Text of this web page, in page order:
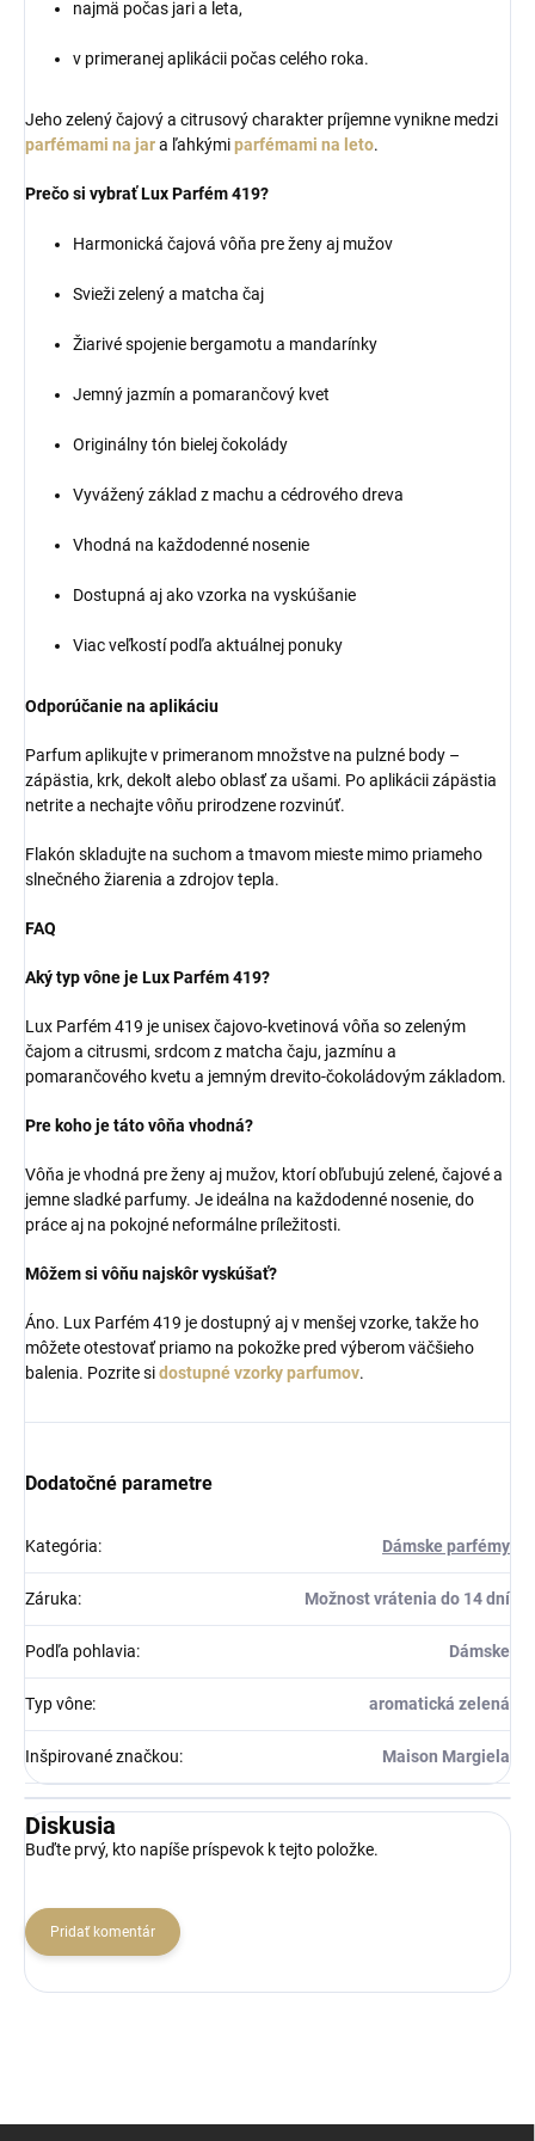
najmä počas jari a leta,
v primeranej aplikácii počas celého roka.
Jeho zelený čajový a citrusový charakter príjemne vynikne medzi
parfémami na jara ľahkýmiparfémami na leto.
Prečo si vybrať Lux Parfém 419?
Harmonická čajová vôňa pre ženy aj mužov
Svieži zelený a matcha čaj
Žiarivé spojenie bergamotu a mandarínky
Jemný jazmín a pomarančový kvet
Originálny tón bielej čokolády
Vyvážený základ z machu a cédrového dreva
Vhodná na každodenné nosenie
Dostupná aj ako vzorka na vyskúšanie
Viac veľkostí podľa aktuálnej ponuky
Odporúčanie na aplikáciu
Parfum aplikujte v primeranom množstve na pulzné body –
zápästia, krk, dekolt alebo oblasť za ušami. Po aplikácii zápästia
netrite a nechajte vôňu prirodzene rozvinúť.
Flakón skladujte na suchom a tmavom mieste mimo priameho
slnečného žiarenia a zdrojov tepla.
FAQ
Aký typ vône je Lux Parfém 419?
Lux Parfém 419 je unisex čajovo-kvetinová vôňa so zeleným
čajom a citrusmi, srdcom z matcha čaju, jazmínu a
pomarančového kvetu a jemným drevito-čokoládovým základom.
Pre koho je táto vôňa vhodná?
Vôňa je vhodná pre ženy aj mužov, ktorí obľubujú zelené, čajové a
jemne sladké parfumy. Je ideálna na každodenné nosenie, do
práce aj na pokojné neformálne príležitosti.
Môžem si vôňu najskôr vyskúšať?
Áno. Lux Parfém 419 je dostupný aj v menšej vzorke, takže ho
môžete otestovať priamo na pokožke pred výberom väčšieho
balenia. Pozrite sidostupné vzorky parfumov.
Dodatočné parametre
Kategória: Dámske parfémy
Záruka: Možnost vrátenia do 14 dní
Podľa pohlavia: Dámske
Typ vône: aromatická zelená
Inšpirované značkou: Maison Margiela
Diskusia
Buďte prvý, kto napíše príspevok k tejto položke.
Pridať komentár